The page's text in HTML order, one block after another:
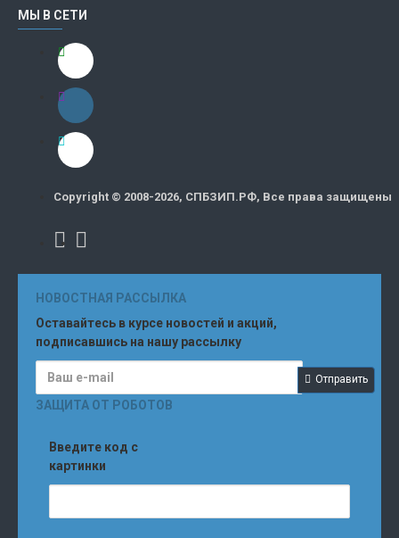
МЫ В СЕТИ
Copyright © 2008-2026, СПБЗИП.РФ, Все права защищены
НОВОСТНАЯ РАССЫЛКА
Оставайтесь в курсе новостей и акций,
подписавшись на нашу рассылку
Отправить
ЗАЩИТА ОТ РОБОТОВ
Введите код с
картинки